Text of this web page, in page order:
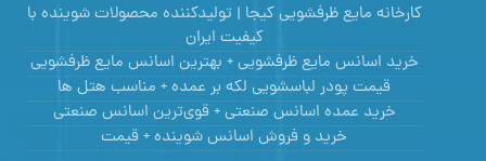
کارخانه مایع ظرفشویی کیجا | تولیدکننده محصولات شوینده با
کیفیت ایران
خرید اسانس مایع ظرفشویی + بهترین اسانس مایع ظرفشویی
قیمت پودر لباسشویی لکه بر عمده + مناسب هتل ها
خرید عمده اسانس صنعتی + قوی‌ترین اسانس‌ صنعتی
خرید و فروش اسانس شوینده + قیمت